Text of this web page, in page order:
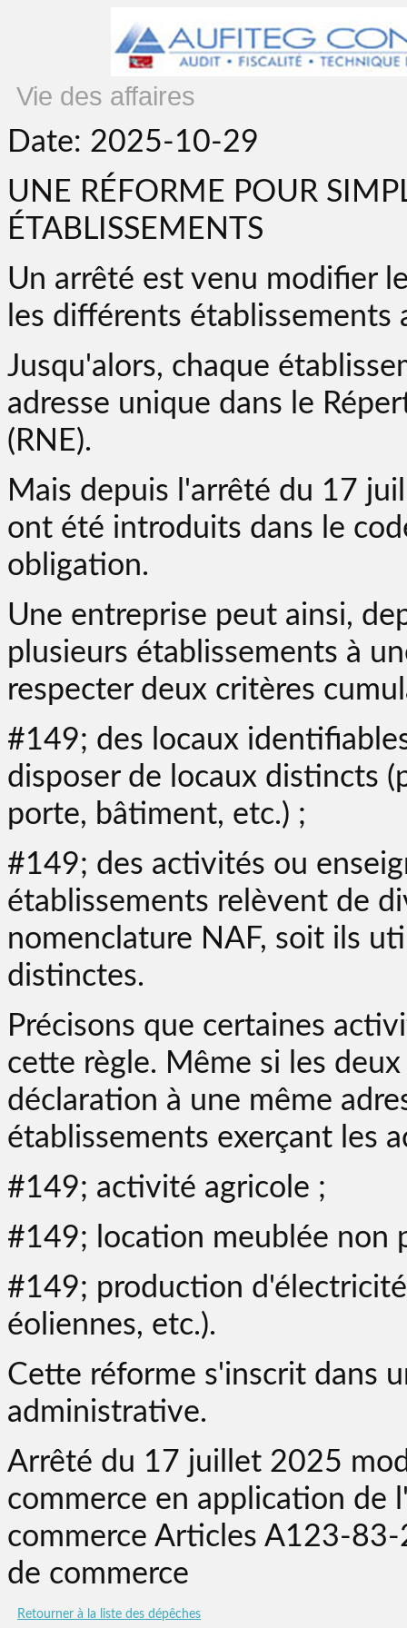
Vie des affaires
Date: 2025-10-29
UNE RÉFORME POUR
ÉTABLISSEMENTS
Un arrêté est venu modifier
les différents
Jusqu'alors, chaque
adresse unique dans le
(RNE).
Mais depuis l'arrêté du 17
ont été introduits dans le
obligation.
Une entreprise peut ainsi,
plusieurs établissements à
respecter deux critères
#149; des locaux
disposer de locaux distincts
porte, bâtiment, etc.) ;
#149; des activités ou
établissements relèvent de
nomenclature NAF, soit ils
distinctes.
Précisons que certaines
cette règle. Même si les
déclaration à une même
établissements exerçant les
#149; activité agricole ;
#149; location meublée non
#149; production
éoliennes, etc.).
Cette réforme s'inscrit dans
administrative.
Arrêté du 17 juillet 2025
commerce en application de
commerce Articles A123-
de commerce
Retourner à la liste des dépêches